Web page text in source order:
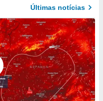
Últimas notícias